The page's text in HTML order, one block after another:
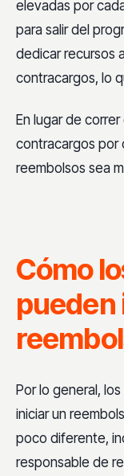
elevadas por
para salir del
dedicar recursos
contracargos, lo
En lugar de
contracargos por
reembolsos sea
Cómo
pueden
Por lo general,
iniciar un
poco diferente,
responsable de